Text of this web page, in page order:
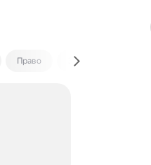
Право Экономика и финансы